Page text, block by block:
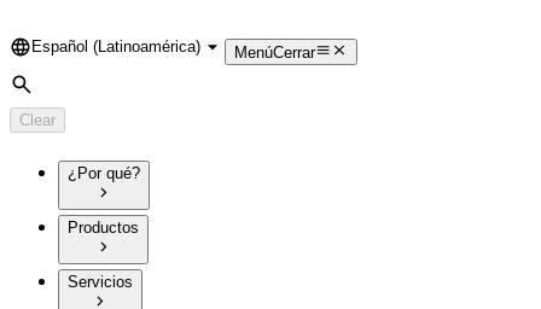
Language
Español (Latinoamérica) MenúCerrar
Search
Clear
¿Por qué?
Productos
Servicios